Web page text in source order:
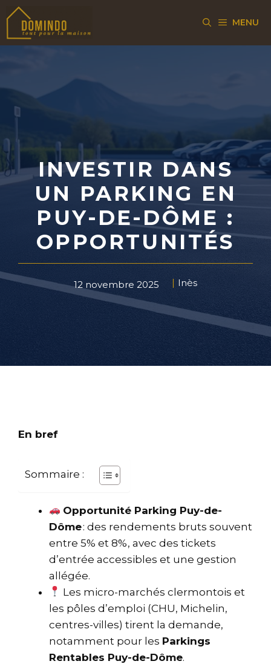
Aller
contenu
MENU
INVESTIR DANS
UN PARKING EN
PUY-DE-DÔME :
OPPORTUNITÉS
12 novembre 2025 Inès
En bref
Sommaire :
Opportunité Parking Puy-de-
Dôme: des rendements bruts souvent
entre 5% et 8%, avec des tickets
d’entrée accessibles et une gestion
allégée.
Les micro-marchés clermontois et
les pôles d’emploi (CHU, Michelin,
centres-villes) tirent la demande,
notamment pour les Parkings
Rentables Puy-de-Dôme.